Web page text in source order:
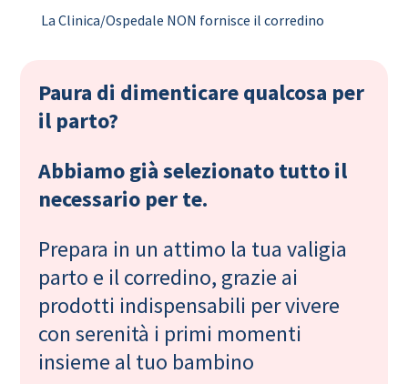
La Clinica/Ospedale NON fornisce il corredino
Paura di dimenticare qualcosa per
il parto?
Abbiamo già selezionato tutto il
necessario per te.
Prepara in un attimo la tua valigia
parto e il corredino, grazie ai
prodotti indispensabili per vivere
con serenità i primi momenti
insieme al tuo bambino